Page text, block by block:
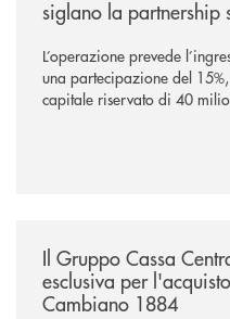
siglano la partnership
L’operazione prevede
una partecipazione del
capitale riservato di 40
comuni e sulla prossimità
Il Gruppo Cassa
esclusiva per
Cambiano 1884